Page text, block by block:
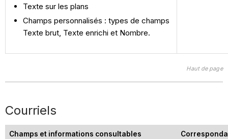
Texte sur les plans
Champs personnalisés : types de champs
Texte brut, Texte enrichi et Nombre.
Haut de page
Courriels
Champs et informations consultables